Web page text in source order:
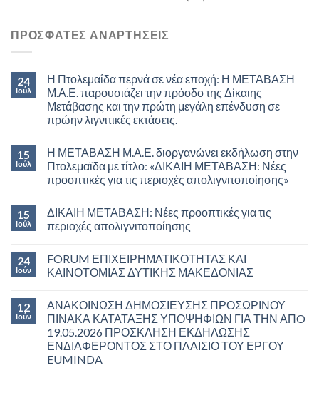
ΠΡΟΣΦΑΤΕΣ ΑΝΑΡΤΗΣΕΙΣ
24
Ιούλ
Η Πτολεμαΐδα περνά σε νέα εποχή: Η ΜΕΤΑΒΑΣΗ
Μ.Α.Ε. παρουσιάζει την πρόοδο της Δίκαιης
Μετάβασης και την πρώτη μεγάλη επένδυση σε
πρώην λιγνιτικές εκτάσεις.
15
Ιούλ
Η ΜΕΤΑΒΑΣΗ Μ.Α.Ε. διοργανώνει εκδήλωση στην
Πτολεμαϊδα με τίτλο: «ΔΙΚΑΙΗ ΜΕΤΑΒΑΣΗ: Νέες
προοπτικές για τις περιοχές απολιγνιτοποίησης»
15
Ιούλ
ΔΙΚΑΙΗ ΜΕΤΑΒΑΣΗ: Νέες προοπτικές για τις
περιοχές απολιγνιτοποίησης
24
Ιούν
FORUM ΕΠΙΧΕΙΡΗΜΑΤΙΚΟΤΗΤΑΣ ΚΑΙ
ΚΑΙΝΟΤΟΜΙΑΣ ΔΥΤΙΚΗΣ ΜΑΚΕΔΟΝΙΑΣ
12
Ιούν
ΑΝΑΚΟΙΝΩΣΗ ΔΗΜΟΣΙΕΥΣΗΣ ΠΡΟΣΩΡΙΝΟΥ
ΠΙΝΑΚΑ ΚΑΤΑΤΑΞΗΣ ΥΠΟΨΗΦΙΩΝ ΓΙΑ ΤΗΝ ΑΠO
19.05.2026 ΠΡΟΣΚΛΗΣΗ ΕΚΔΗΛΩΣΗΣ
ΕΝΔΙΑΦΕΡΟΝΤΟΣ ΣΤΟ ΠΛΑΙΣΙΟ ΤΟΥ ΕΡΓΟΥ
EUMINDA